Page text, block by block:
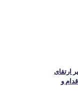
ارتقای
و